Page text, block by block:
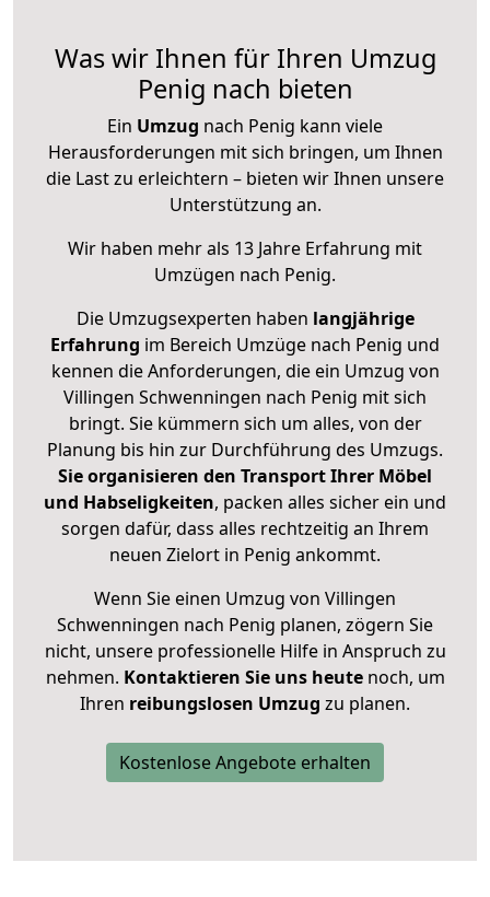
Was wir Ihnen für Ihren Umzug
Penig nach bieten
Ein Umzug nach Penig kann viele
Herausforderungen mit sich bringen, um Ihnen
die Last zu erleichtern – bieten wir Ihnen unsere
Unterstützung an.
Wir haben mehr als 13 Jahre Erfahrung mit
Umzügen nach Penig.
Die Umzugsexperten haben langjährige
Erfahrung im Bereich Umzüge nach Penig und
kennen die Anforderungen, die ein Umzug von
Villingen Schwenningen nach Penig mit sich
bringt. Sie kümmern sich um alles, von der
Planung bis hin zur Durchführung des Umzugs.
Sie organisieren den Transport Ihrer Möbel
und Habseligkeiten, packen alles sicher ein und
sorgen dafür, dass alles rechtzeitig an Ihrem
neuen Zielort in Penig ankommt.
Wenn Sie einen Umzug von Villingen
Schwenningen nach Penig planen, zögern Sie
nicht, unsere professionelle Hilfe in Anspruch zu
nehmen. Kontaktieren Sie uns heutenoch, um
Ihren reibungslosen Umzug zu planen.
Kostenlose Angebote erhalten